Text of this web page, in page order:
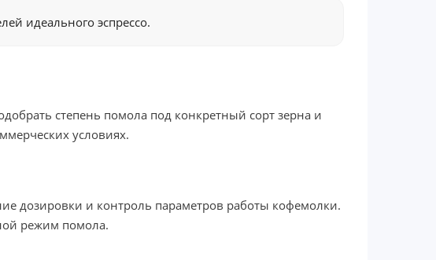
идеального эспрессо.
степень помола под конкретный сорт зерна и
условиях.
дозировки и контроль параметров работы кофемолки.
режим помола.